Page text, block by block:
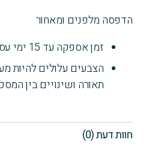
מתחילה
הדפסה מלפנים ומאחור
זמן אספקה עד 15 ימי עסקים
הצבעים עלולים להיות
תאורה ושינויים בין
חוות דעת (0)